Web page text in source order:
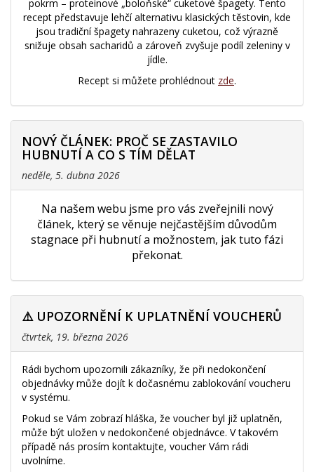
pokrm – proteinové „boloňské“ cuketové špagety. Tento
recept představuje lehčí alternativu klasických těstovin, kde
jsou tradiční špagety nahrazeny cuketou, což výrazně
snižuje obsah sacharidů a zároveň zvyšuje podíl zeleniny v
jídle.
Recept si můžete prohlédnout zde.
NOVÝ ČLÁNEK: PROČ SE ZASTAVILO
HUBNUTÍ A CO S TÍM DĚLAT
neděle, 5. dubna 2026
Na našem webu jsme pro vás zveřejnili nový
článek, který se věnuje nejčastějším důvodům
stagnace při hubnutí a možnostem, jak tuto fázi
překonat.
⚠️ UPOZORNĚNÍ K UPLATNĚNÍ VOUCHERŮ
čtvrtek, 19. března 2026
Rádi bychom upozornili zákazníky, že při nedokončení
objednávky může dojít k dočasnému zablokování voucheru
v systému.
Pokud se Vám zobrazí hláška, že voucher byl již uplatněn,
může být uložen v nedokončené objednávce. V takovém
případě nás prosím kontaktujte, voucher Vám rádi
uvolníme.